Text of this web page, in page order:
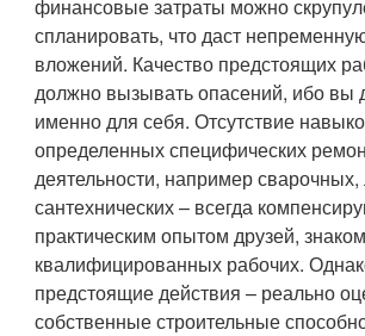
финансовые затраты можно
спланировать, что даст
вложений. Качество предстоящих
должно вызывать опасений, ибо вы
именно для себя. Отсутствие
определенных специфических
деятельности, например
сантехнических – всегда
практическим опытом друзей,
квалифицированных рабочих.
предстоящие действия – реально
собственные строительные